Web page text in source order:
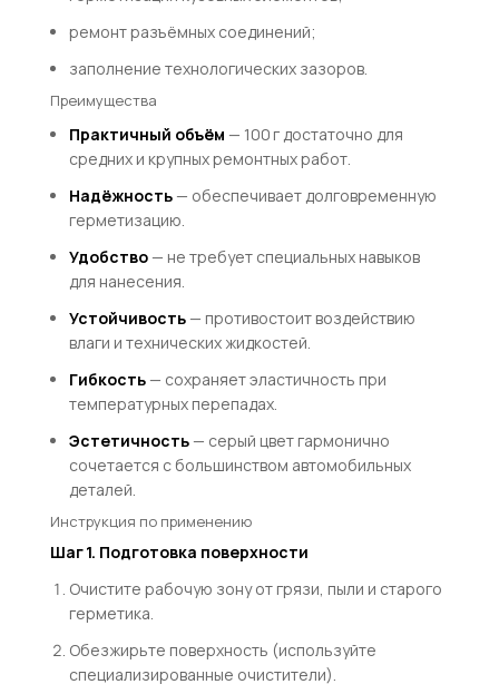
ремонт разъёмных соединений;
заполнение технологических зазоров.
Преимущества
Практичный объём — 100 г достаточно для
средних и крупных ремонтных работ.
Надёжность— обеспечивает долговременную
герметизацию.
Удобство— не требует специальных навыков
для нанесения.
Устойчивость— противостоит воздействию
влаги и технических жидкостей.
Гибкость— сохраняет эластичность при
температурных перепадах.
Эстетичность— серый цвет гармонично
сочетается с большинством автомобильных
деталей.
Инструкция по применению
Шаг 1. Подготовка поверхности
Очистите рабочую зону от грязи, пыли и старого
герметика.
Обезжирьте поверхность (используйте
специализированные очистители).